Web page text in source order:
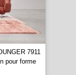
7911
pour forme